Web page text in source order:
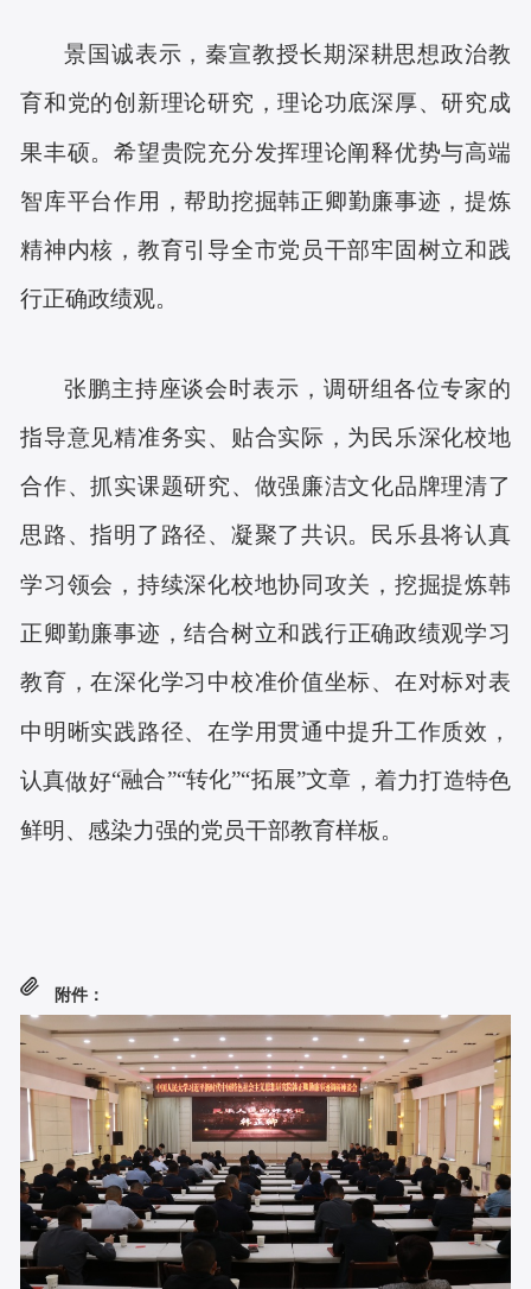
景国诚表示，秦宣教授长期深耕思想政治教
育和党的创新理论研究，理论功底深厚、研究成
果丰硕。希望贵院充分发挥理论阐释优势与高端
智库平台作用，帮助挖掘韩正卿勤廉事迹，提炼
精神内核，教育引导全市党员干部牢固树立和践
行正确政绩观。
张鹏主持座谈会时表示，调研组各位专家的
指导意见精准务实、贴合实际，为民乐深化校地
合作、抓实课题研究、做强廉洁文化品牌理清了
思路、指明了路径、凝聚了共识。民乐县将认真
学习领会，持续深化校地协同攻关，挖掘提炼韩
正卿勤廉事迹，结合树立和践行正确政绩观学习
教育，在深化学习中校准价值坐标、在对标对表
中明晰实践路径、在学用贯通中提升工作质效 ，
认真做好“融合”“转化”“拓展”文章 ，着力打造特色
鲜明、感染力强的党员干部教育样板。
附件：